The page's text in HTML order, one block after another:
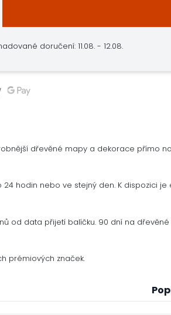
doručení: 11.08. - 12.08.
dřevěné mapy a dekorace přímo na
hodin nebo ve stejný den. K dispozici
od data přijetí balíčku. 90 dní na
prémiových značek.